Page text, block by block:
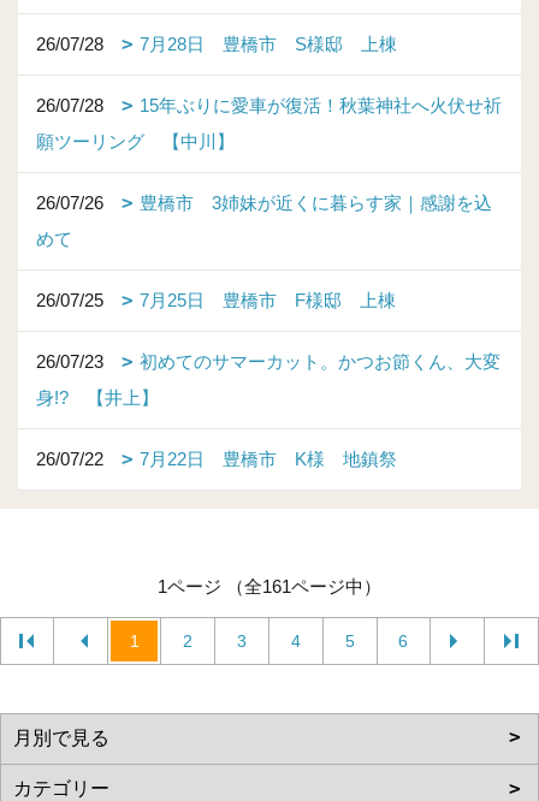
26/07/28 7月28日 豊橋市 S様邸 上棟
26/07/28
15年ぶりに愛車が復活！秋葉神社へ火伏せ祈
願ツーリング 【中川】
26/07/26
豊橋市 3姉妹が近くに暮らす家｜感謝を込
めて
26/07/25 7月25日 豊橋市 F様邸 上棟
26/07/23
初めてのサマーカット。かつお節くん、大変
身!? 【井上】
26/07/22 7月22日 豊橋市 K様 地鎮祭
1ページ （全161ページ中）
1 2 3 4 5 6